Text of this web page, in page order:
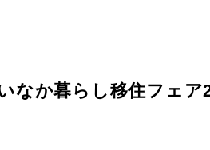
なか暮らし移住フェア